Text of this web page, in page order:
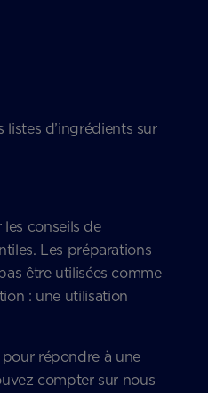
d’ingrédients sur
conseils de
Les préparations
être utilisées comme
: une utilisation
répondre à une
compter sur nous